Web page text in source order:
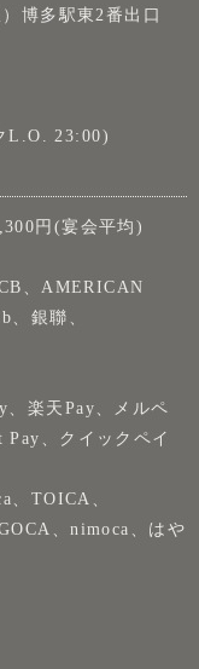
博多駅東2番出口
L.O. 23:00)
円(宴会平均)
、AMERICAN
、銀聯、
、楽天Pay、メルペ
、クイックペイ
、TOICA、
、nimoca、はや